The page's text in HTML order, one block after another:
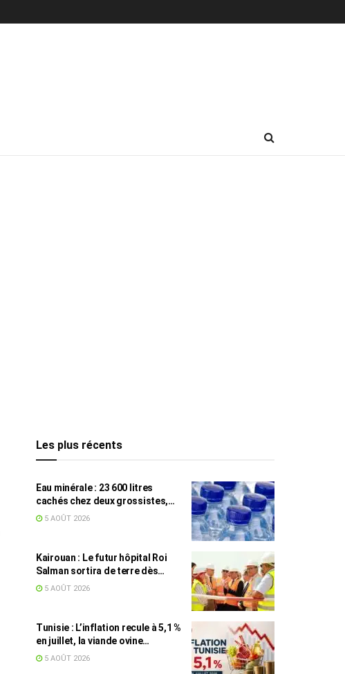
Les plus récents
Eau minérale : 23 600 litres
cachés chez deux grossistes,
les tensions persistent
5 AOÛT 2026
Kairouan : Le futur hôpital Roi
Salman sortira de terre dès
septembre
5 AOÛT 2026
Tunisie : L’inflation recule à 5,1 %
en juillet, la viande ovine
toujours en tête des hausses
5 AOÛT 2026